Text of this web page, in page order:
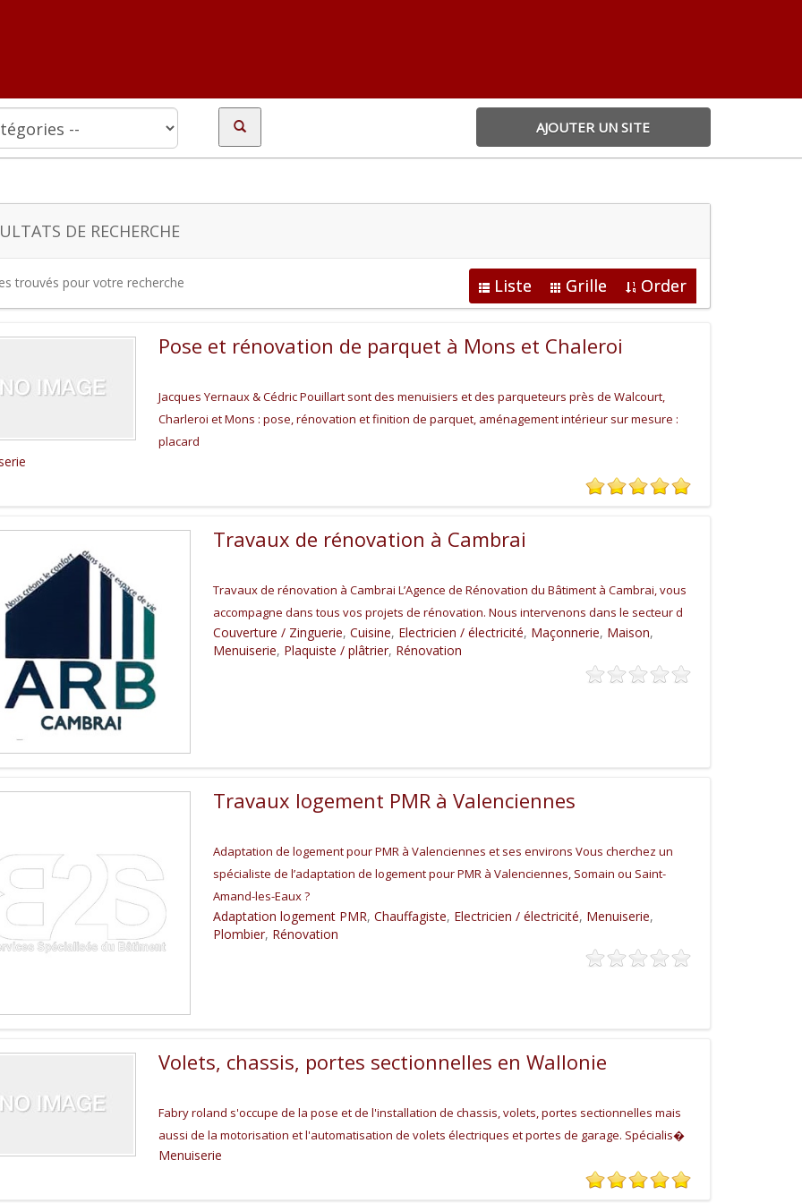
AJOUTER UN SITE
DE RECHERCHE
trouvés pour votre recherche Liste Grille Order
Pose et rénovation de parquet à Mons et Chaleroi
Jacques Yernaux & Cédric Pouillart sont des menuisiers et des parqueteurs près de Walcourt,
Charleroi et Mons : pose, rénovation et finition de parquet, aménagement intérieur sur mesure :
placard
Travaux de rénovation à Cambrai
Travaux de rénovation à Cambrai L’Agence de Rénovation du Bâtiment à Cambrai, vous
accompagne dans tous vos projets de rénovation. Nous intervenons dans le secteur d
Couverture / Zinguerie, Cuisine, Electricien / électricité, Maçonnerie, Maison,
Menuiserie, Plaquiste / plâtrier, Rénovation
Travaux logement PMR à Valenciennes
Adaptation de logement pour PMR à Valenciennes et ses environs Vous cherchez un
spécialiste de l’adaptation de logement pour PMR à Valenciennes, Somain ou Saint-
Amand-les-Eaux ?
Adaptation logement PMR, Chauffagiste, Electricien / électricité, Menuiserie,
Plombier, Rénovation
Volets, chassis, portes sectionnelles en Wallonie
Fabry roland s'occupe de la pose et de l'installation de chassis, volets, portes sectionnelles mais
aussi de la motorisation et l'automatisation de volets électriques et portes de garage. Spécialis�
Menuiserie